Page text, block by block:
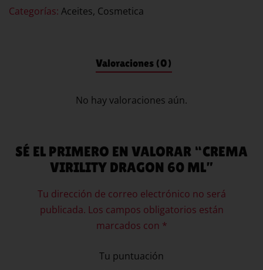
Categorías: Aceites, Cosmetica
Valoraciones (0)
No hay valoraciones aún.
SÉ EL PRIMERO EN VALORAR “CREMA
VIRILITY DRAGON 60 ML”
Tu dirección de correo electrónico no será
publicada. Los campos obligatorios están
marcados con *
Tu puntuación